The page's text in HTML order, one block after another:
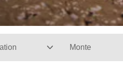
Monte